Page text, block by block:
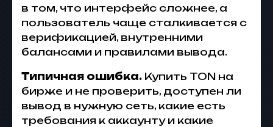
в том, что интерфейс сложнее, а
пользователь чаще сталкивается с
верификацией, внутренними
балансами и правилами вывода.
Типичная ошибка. Купить TON на
бирже и не проверить, доступен ли
вывод в нужную сеть, какие есть
требования к аккаунту и какие